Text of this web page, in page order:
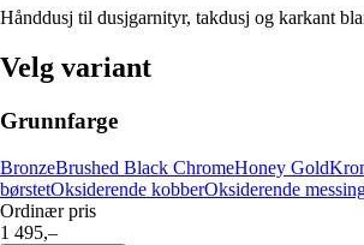
Hånddusj til dusjgarnityr, takdusj og karkant
Velg variant
Grunnfarge
BronzeBrushed Black ChromeHoney Gold
børstetOksiderende kobberOksiderende
Ordinær pris
1 495,–